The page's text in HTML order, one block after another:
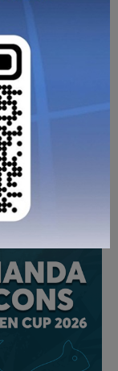
buổi đầu.
giày đá banh
còn câu hỏi hay
banh hãy liên hệ